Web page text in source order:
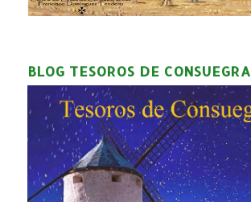
BLOG TESOROS DE CONSUEGRA